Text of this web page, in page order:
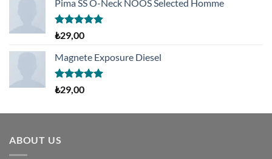
₺29,00.fiyat:
Pima SS O-Neck NOOS Selected Homme
5 üzerinden
5.00oy
aldı
₺29,00
Magnete Exposure Diesel
5 üzerinden
5.00oy
₺29,00
ABOUT US